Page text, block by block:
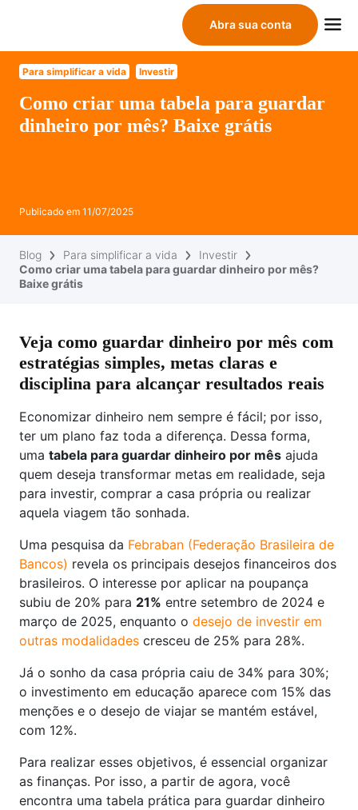
Abra sua conta
Para simplificar a vida Investir
Como criar uma tabela para guardar
dinheiro por mês? Baixe grátis
Publicado em 11/07/2025
Blog Para simplificar a vida
Investir
Como criar uma tabela para guardar dinheiro por mês?
Baixe grátis
Veja como guardar dinheiro por mês com
estratégias simples, metas claras e
disciplina para alcançar resultados reais
Economizar dinheiro nem sempre é fácil; por isso,
ter um plano faz toda a diferença. Dessa forma,
uma tabela para guardar dinheiro por mês ajuda
quem deseja transformar metas em realidade, seja
para investir, comprar a casa própria ou realizar
aquela viagem tão sonhada.
Uma pesquisa da Febraban (Federação Brasileira de
Bancos) revela os principais desejos financeiros dos
brasileiros. O interesse por aplicar na poupança
subiu de 20% para 21% entre setembro de 2024 e
março de 2025, enquanto o desejo de investir em
outras modalidades cresceu de 25% para 28%.
Já o sonho da casa própria caiu de 34% para 30%;
o investimento em educação aparece com 15% das
menções e o desejo de viajar se mantém estável,
com 12%.
Para realizar esses objetivos, é essencial organizar
as finanças. Por isso, a partir de agora, você
encontra uma tabela prática para guardar dinheiro